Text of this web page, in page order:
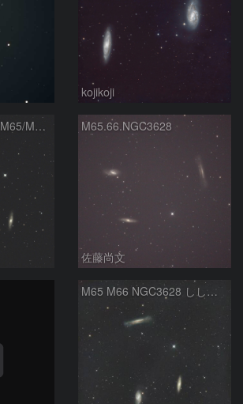
kojikoji
しし座トリオ銀河 (M65/M66/NGC3628) 2026/05/11 M65.66.NGC3628
佐藤尚文
M65 M66 NGC3628 しし座のトリオ